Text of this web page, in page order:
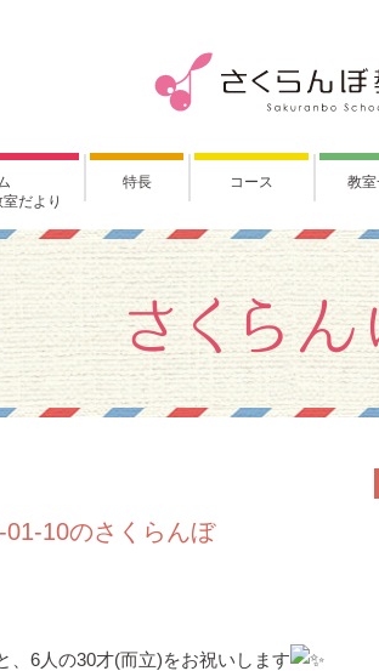
だより
特長 コース 教
10のさくらんぼ
、6人の30才(而立)をお祝いします